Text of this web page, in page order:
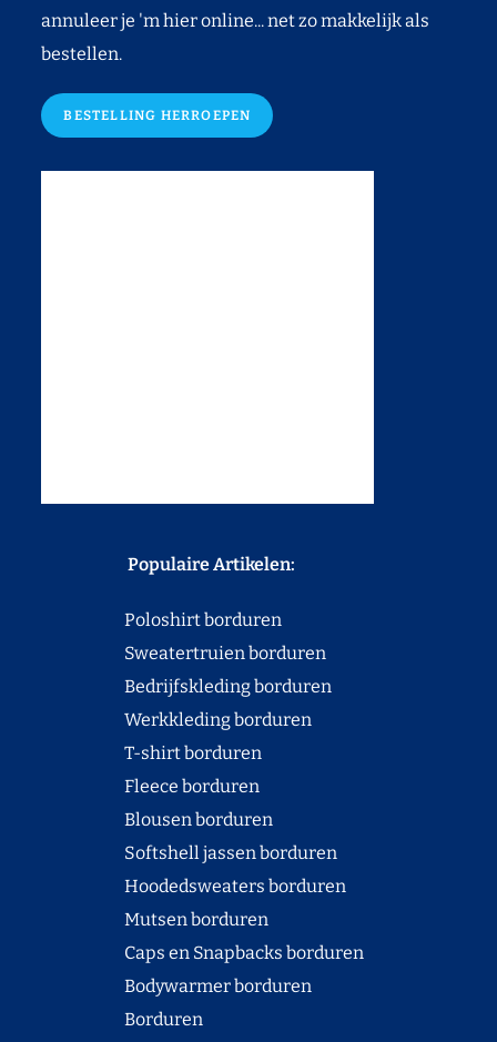
annuleer je 'm hier online... net zo makkelijk als
bestellen.
BESTELLING HERROEPEN
Populaire Artikelen:
Poloshirt borduren
Sweatertruien borduren
Bedrijfskleding borduren
Werkkleding borduren
T-shirt borduren
Fleece borduren
Blousen borduren
Softshell jassen borduren
Hoodedsweaters borduren
Mutsen borduren
Caps en Snapbacks borduren
Bodywarmer borduren
Borduren